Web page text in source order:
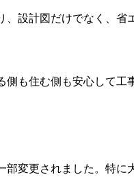
設計図だけでなく、省
も住む側も安心して工
変更されました。特に